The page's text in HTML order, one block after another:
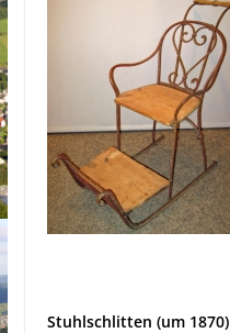
Stuhlschlitten (um 1870)